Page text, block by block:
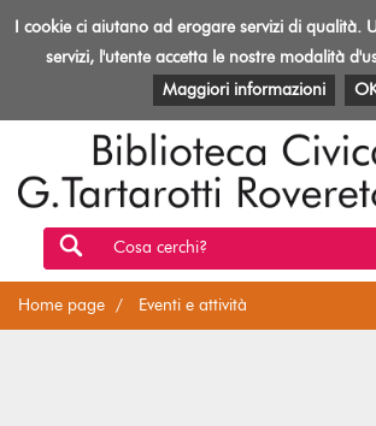
Biblioteca
Rovereto
EVENTI E ATTIVITÀ PATRIMONIO
Cosa cerchi?
Home page Eventi e attività
I cookie ci aiutano ad erogare servizi di qualità.
servizi, l'utente accetta le nostre modalità
Maggiori informazioni